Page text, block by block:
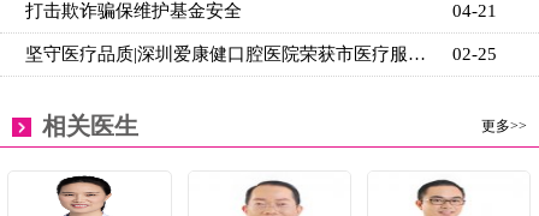
04-21
打击欺诈骗保维护基金安全
02-25
坚守医疗品质|深圳爱康健口腔医院荣获市医疗服务质量A
更多>>
相关医生